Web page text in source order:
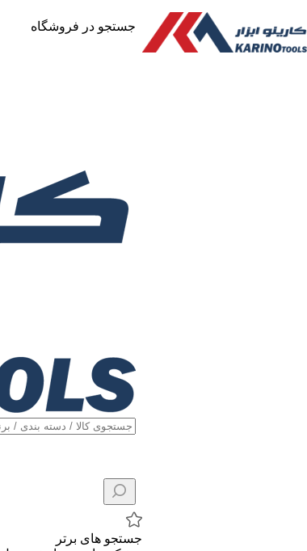
جستجو در فروشگاه
جستجو های برتر
خانه /
افزودن به لیست علاقه مندی ها